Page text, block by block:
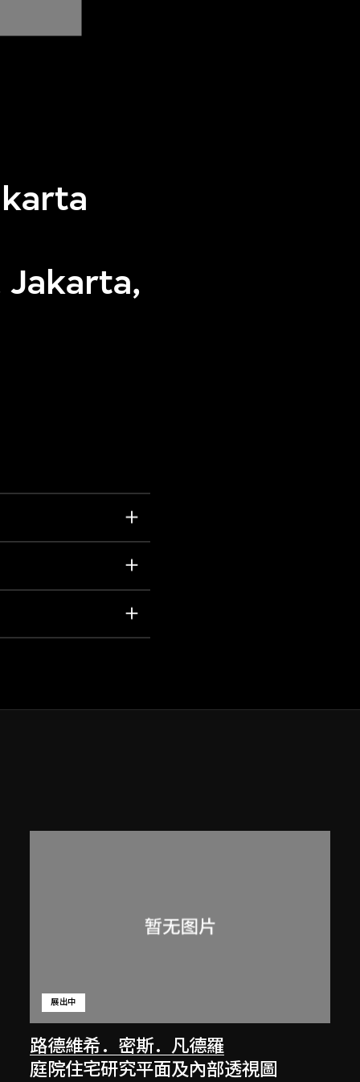
路德維希．密斯．凡德羅
展出中
庭院住宅研究平面及內部透視圖